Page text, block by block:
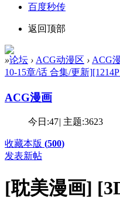
百度秒传
返回顶部
»论坛 › ACG动漫区 › ACG
10-15章/话 合集/更新][1214P
ACG漫画
今日:47| 主题:3623
收藏本版 (500)
发表新帖
[耽美漫画]